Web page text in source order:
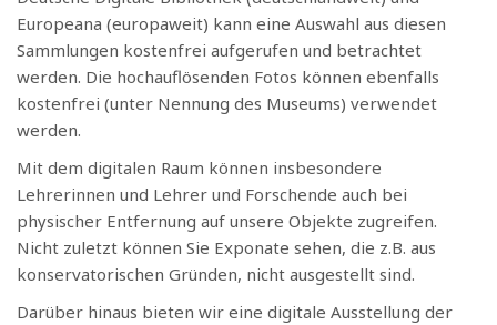
Europeana (europaweit) kann eine Auswahl aus diesen
Sammlungen kostenfrei aufgerufen und betrachtet
werden. Die hochauflösenden Fotos können ebenfalls
kostenfrei (unter Nennung des Museums) verwendet
werden.
Mit dem digitalen Raum können insbesondere
Lehrerinnen und Lehrer und Forschende auch bei
physischer Entfernung auf unsere Objekte zugreifen.
Nicht zuletzt können Sie Exponate sehen, die z.B. aus
konservatorischen Gründen, nicht ausgestellt sind.
Darüber hinaus bieten wir eine digitale Ausstellung der